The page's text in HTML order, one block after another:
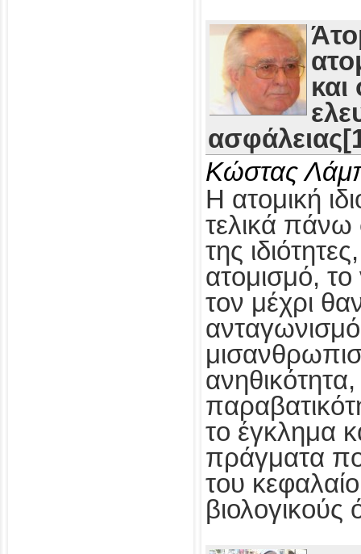
Κώστας
Η ατομική
τελικά πάνω
της
ατομισμό,
τον μέχρι
ανηθικότητα,
το έγκλημα
πράγματα
του
βιολογικούς